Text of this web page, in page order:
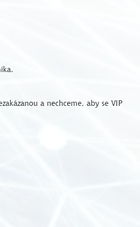
a nechceme, aby se VIP